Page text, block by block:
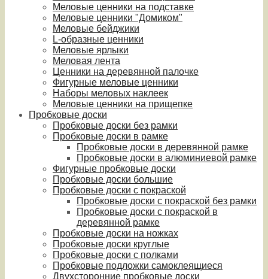
Меловые ценники на подставке
Меловые ценники "Домиком"
Меловые бейджики
L-образные ценники
Меловые ярлыки
Меловая лента
Ценники на деревянной палочке
Фигурные меловые ценники
Наборы меловых наклеек
Меловые ценники на прищепке
Пробковые доски
Пробковые доски без рамки
Пробковые доски в рамке
Пробковые доски в деревянной рамке
Пробковые доски в алюминиевой рамке
Фигурные пробковые доски
Пробковые доски большие
Пробковые доски с покраской
Пробковые доски с покраской без рамки
Пробковые доски с покраской в
деревянной рамке
Пробковые доски на ножках
Пробковые доски круглые
Пробковые доски с полками
Пробковые подложки самоклеящиеся
Двухсторонние пробковые доски